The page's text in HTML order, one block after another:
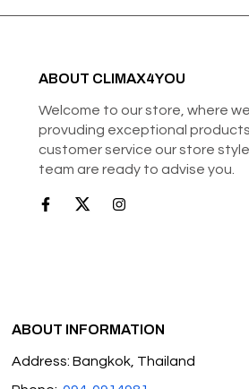
ABOUT CLIMAX4YOU
Welcome to our store, where
provuding exceptional
customer service our store
team are ready to advise you.
ABOUT INFORMATION
Address: Bangkok, Thailand